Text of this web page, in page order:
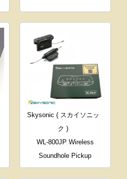
Skysonic ( スカイソニッ
ク )
WL-800JP Wireless
Soundhole Pickup